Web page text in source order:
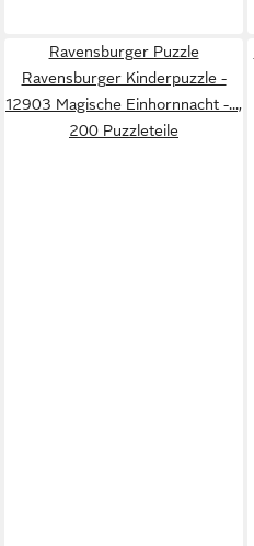
Ravensburger Puzzle
Ravensburger Kinderpuzzle -
12903 Magische Einhornnacht -...,
200 Puzzleteile